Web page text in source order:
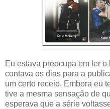
Eu estava preocupa em ler
contava os dias para a
um certo receio. Embora eu
tive a mesma sensação de
esperava que a série